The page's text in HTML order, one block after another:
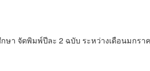
ษา จัดพิมพ์ปีละ 2 ฉบับ ระหว่างเดือนมกร